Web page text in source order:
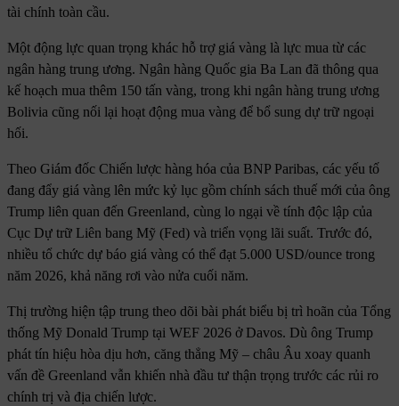
tài chính toàn cầu.
Một động lực quan trọng khác hỗ trợ giá vàng là lực mua từ các
ngân hàng trung ương. Ngân hàng Quốc gia Ba Lan đã thông qua
kế hoạch mua thêm 150 tấn vàng, trong khi ngân hàng trung ương
Bolivia cũng nối lại hoạt động mua vàng để bổ sung dự trữ ngoại
hối.
Theo Giám đốc Chiến lược hàng hóa của BNP Paribas, các yếu tố
đang đẩy giá vàng lên mức kỷ lục gồm chính sách thuế mới của ông
Trump liên quan đến Greenland, cùng lo ngại về tính độc lập của
Cục Dự trữ Liên bang Mỹ (Fed) và triển vọng lãi suất. Trước đó,
nhiều tổ chức dự báo giá vàng có thể đạt 5.000 USD/ounce trong
năm 2026, khả năng rơi vào nửa cuối năm.
Thị trường hiện tập trung theo dõi bài phát biểu bị trì hoãn của Tổng
thống Mỹ Donald Trump tại WEF 2026 ở Davos. Dù ông Trump
phát tín hiệu hòa dịu hơn, căng thẳng Mỹ – châu Âu xoay quanh
vấn đề Greenland vẫn khiến nhà đầu tư thận trọng trước các rủi ro
chính trị và địa chiến lược.